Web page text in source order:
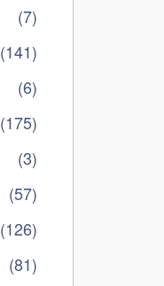
(7)
(141)
(6)
(175)
(3)
(57)
(126)
(81)